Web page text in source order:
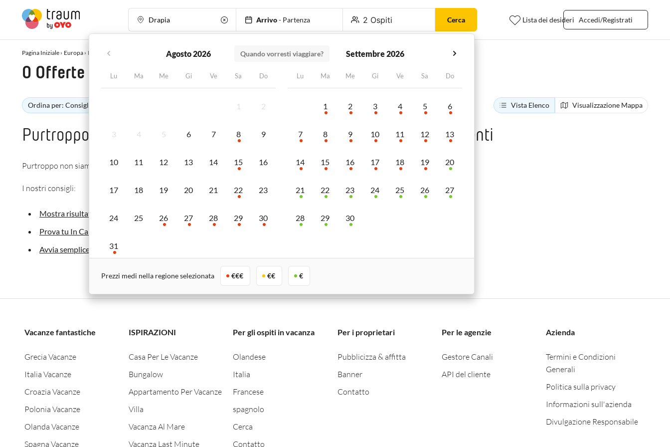
Arrivo- Partenza 2 Ospiti
Bambini
(fino a 17 anni) - +
Cerca Lista dei desideri Accedi/Registrati
Pagina Iniziale › Europa › Italia Calabria Offerte › Offerta speciale
Offerte speciali
Drapia
Arrivo Partenza
2 Ospiti
CERCA
Pagina Iniziale › Europa › Italia Calabria Offerte › Offerta speciale
0 Offerte speciali per la tua vacanza In Drapia
Ordina per: Consigliato Bagni Più filtri Vista Elenco Visualizzazione Mappa
Purtroppo, non siamo riusciti a trovare alloggi vacanze corrispondenti
Purtroppo non siamo riusciti a trovare alcuna struttura per le vacanze In Drapia in base ai tuoi criteri di ricerca.
I nostri consigli:
Mostra risultati senza criteri di ricerca In Drapia
Prova tu In Calabria
Avvia semplicemente una nuova ricerca
Vacanze fantastiche
Grecia Vacanze
Italia Vacanze
Croazia Vacanze
Polonia Vacanze
Olanda Vacanze
Spagna Vacanze
ISPIRAZIONI
Casa Per Le Vacanze
Bungalow
Appartamento Per Vacanze
Villa
Vacanza Al Mare
Vacanza Last Minute
Per gli ospiti in vacanza
Olandese
Italia
Francese
spagnolo
Cerca
Contatto
Per i proprietari
Pubblicizza & affitta
Banner
Contatto
Per le agenzie
Gestore Canali
API del cliente
Azienda
Termini e Condizioni
Generali
Politica sulla privacy
Informazioni sull'azienda
Divulgazione Responsabile
Quando vorresti viaggiare?
Agosto 2026
Lu Ma Me Gi Ve Sa Do
1 2
3 4 5 6 7 8 9
10 11 12 13 14 15 16
17 18 19 20 21 22 23
24 25 26 27 28 29 30
31
Settembre 2026
Lu Ma Me Gi Ve Sa Do
1 2 3 4 5 6
7 8 9 10 11 12 13
14 15 16 17 18 19 20
21 22 23 24 25 26 27
28 29 30
Prezzi medi nella regione selezionata €€€ €€ €